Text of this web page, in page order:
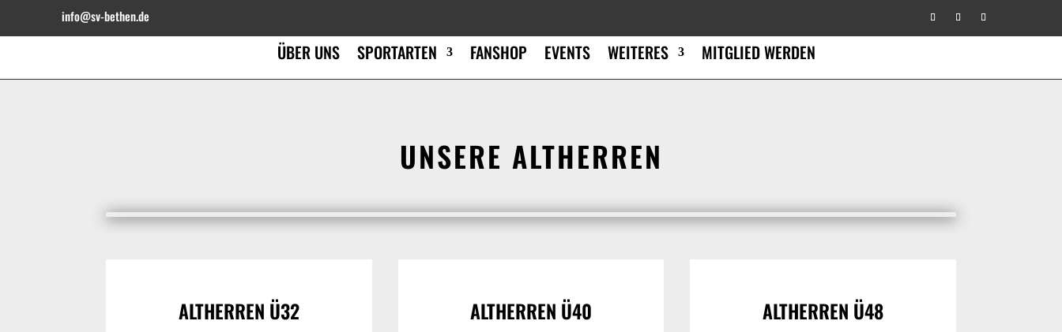
info@sv-bethen.de
ÜBER UNS SPORTARTEN FANSHOP EVENTS WEITERES MITGLIED WERDEN
UNSERE ALTHERREN
ALTHERREN Ü32 ALTHERREN Ü40 ALTHERREN Ü48